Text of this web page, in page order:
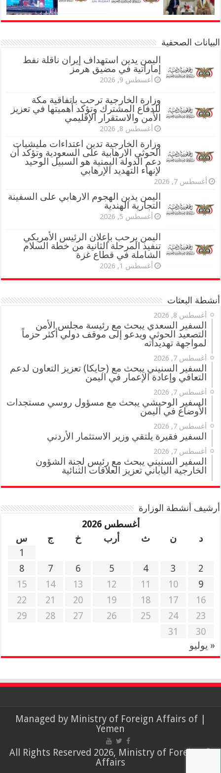
البيانات الصحفية
اليمن يدين استهداف إيران ناقلة نفط
إماراتية في مضيق هرمز
أغسطس 9, 2026
وزارة الخارجية ترحب باتفاقية مكة
للدفاع المشترك وتؤكد أهميتها في تعزيز
الأمن والاستقرار الإقليمي
أغسطس 8, 2026
وزارة الخارجية تدين اعتداءات مليشيات
الحوثي الارهابية على السعودية وتؤكد أن
دعم الدولة اليمنية هو السبيل الوحيد
لإنهاء التهديد الإرهابي
أغسطس 7, 2026
اليمن يدين الهجوم الارهابي على السفينة
التجارية الهندية
أغسطس 5, 2026
اليمن يرحب بإعلان الرئيس الأمريكي
تنفيذ المرحلة الثانية من خطة السلام
الشاملة في قطاع غزة
أغسطس 1, 2026
أنشطة البعثات
أغسطس 8, 2026
السفير السعدي يبحث مع رئيسة مجلس الأمن
التصعيد الحوثي ويدعو إلى موقف دولي أكثر حزماً
لمواجهة تهديداته
أغسطس 7, 2026
السفير السنيني يبحث مع (جايكا) تعزيز التعاون لدعم
التعافي وإعادة الإعمار في اليمن
أغسطس 7, 2026
السفير الوحيشي يبحث مع مسؤول روسي مستجدات
الأوضاع في اليمن
أغسطس 7, 2026
السفير فقيرة يلتقي وزير الاستثمار الأردني
أغسطس 7, 2026
السفير السنيني يبحث مع رئيس لجنة الشؤون
الخارجية الياباني تعزيز العلاقات الثنائية
أرشيف أنشطة الوزارة
أغسطس 2026
د
ن ث أرب خ ج
س
1
2
3
4
5
6
7
8
9
10
11
12
13
14
15
16
17
18
19
20
21
22
23
24
25
26
27
28
29
30
31
« يوليو
| Managed by
Ministry of Foreign Affairs of
Yemen
© All Rights Reserved 2026, Ministry of Foreign
Affairs